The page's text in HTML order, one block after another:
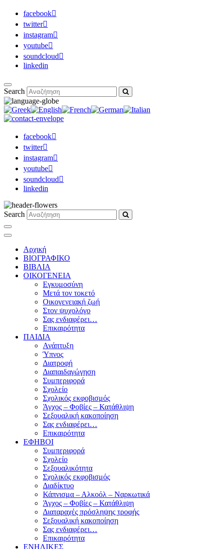
facebook
twitter
instagram
youtube
soundcloud
linkedin
Search
facebook
twitter
instagram
youtube
soundcloud
linkedin
Search
Αρχική
ΒΙΟΓΡΑΦΙΚΟ
ΒΙΒΛΙΑ
ΟΙΚΟΓΕΝΕΙΑ
Εγκυμοσύνη
Μετά τον τοκετό
Οικογενειακή ζωή
Στον ψυχολόγο
Σας ενδιαφέρει…
Επικαιρότητα
ΠΑΙΔΙΑ
Ανάπτυξη
Ύπνος
Διατροφή
Διαπαιδαγώγηση
Συμπεριφορά
Σχολείο
Σχολικός εκφοβισμός
Άγχος – Φοβίες – Κατάθλιψη
Σεξουαλική κακοποίηση
Σας ενδιαφέρει…
Επικαιρότητα
ΕΦΗΒΟΙ
Συμπεριφορά
Σχολείο
Σεξουαλικότητα
Σχολικός εκφοβισμός
Διαδίκτυο
Κάπνισμα – Αλκοόλ – Ναρκωτικά
Άγχος – Φοβίες – Κατάθλιψη
Διαταραχές πρόσληψης τροφής
Σεξουαλική κακοποίηση
Σας ενδιαφέρει…
Επικαιρότητα
ΕΝΗΛΙΚΕΣ